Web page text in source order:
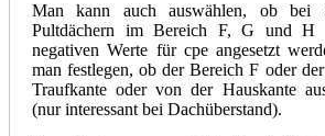
Man kann auch auswählen, ob bei
Pultdächern im Bereich F, G und H
negativen Werte für cpe angesetzt
man festlegen, ob der Bereich F oder
Traufkante oder von der Hauskante
(nur interessant bei Dachüberstand).